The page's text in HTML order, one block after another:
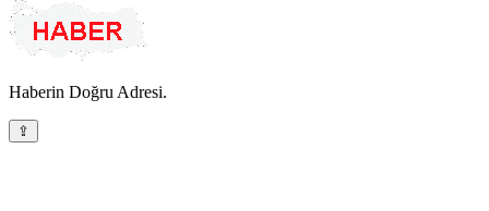
Haberin Doğru Adresi.
⇪